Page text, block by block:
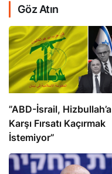
Göz Atın
​​​​​​​”ABD-İsrail, Hizbullah’a
Karşı Fırsatı Kaçırmak
İstemiyor”